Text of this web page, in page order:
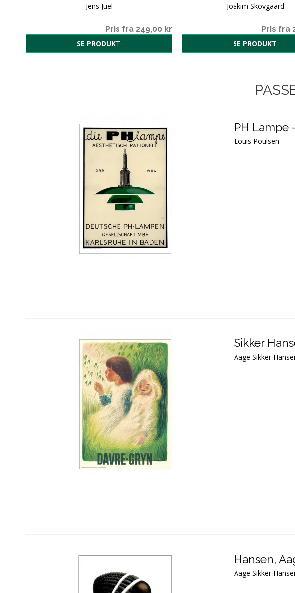
Jens Juel
Pris fra 249,00 kr
SE PRODUKT
Joakim Skovgaard
Pris fra
SE PRODUKT
PH Lampe
Louis Poulsen
Sikker
Aage Sikker
Hansen,
Aage Sikker